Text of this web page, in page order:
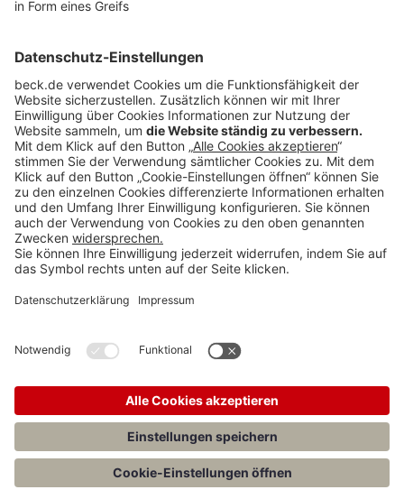
BECK Stellenmarkt